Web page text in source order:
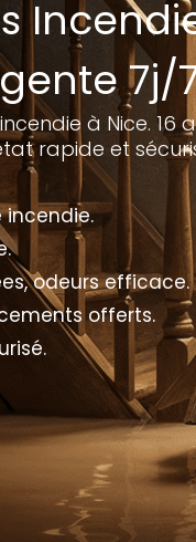
7j/
à Nice. 16
rapide et
incendie.
odeurs efficace.
offerts.